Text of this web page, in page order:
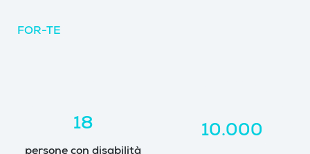
FOR-TE
18
persone con disabilità
10.000